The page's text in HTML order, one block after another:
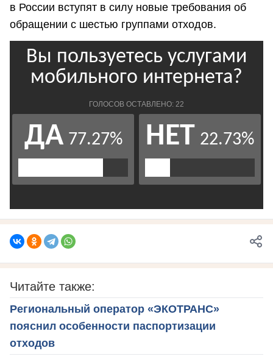
в России вступят в силу новые требования об
обращении с шестью группами отходов.
Читайте также:
Региональный оператор «ЭКОТРАНС»
пояснил особенности паспортизации
отходов